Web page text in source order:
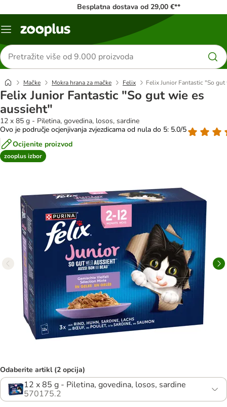
Besplatna dostava od 29,00 €**
Izbornik
Traži
proizvode
Mačke Mokra hrana za mačke Felix Felix Junior Fantastic "So
Felix Junior Fantastic "So gut wie es
aussieht"
12 x 85 g - Piletina, govedina, losos, sardine
Ovo je područje ocjenjivanja zvjezdicama od nula do 5: 5.0/5
Ocijenite proizvod
zooplus izbor
Odaberite artikl (2 opcija)
12 x 85 g - Piletina, govedina, losos, sardine
570175.2